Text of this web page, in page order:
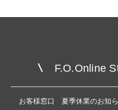
F.O.Online
お客様窓口 夏季休業のお知